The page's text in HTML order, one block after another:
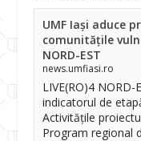
UMF Iași aduce
comunitățile
NORD-EST
news.umfiasi.ro
LIVE(RO)4
indicatorul de
Activitățile
Program regional